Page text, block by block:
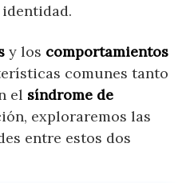
y los comportamientos
comunes tanto
el síndrome de
exploraremos las
entre estos dos